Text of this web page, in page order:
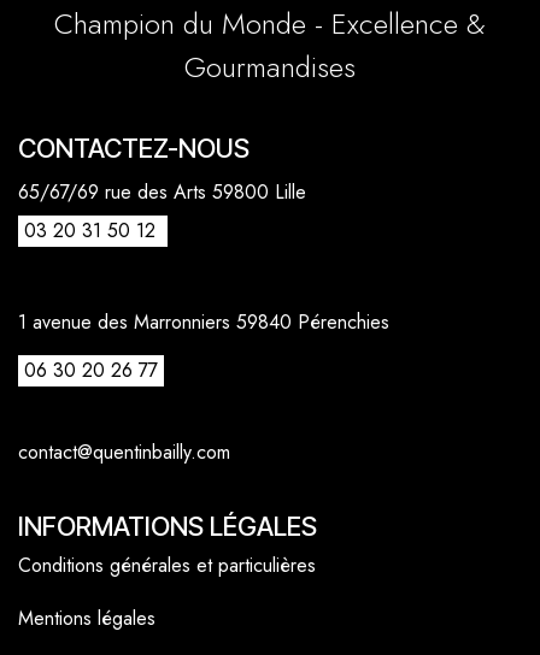
CONTACTEZ-NOUS
65/67/69 rue des Arts 59800 Lille
03 20 31 50 12
1 avenue des Marronniers 59840 Pérenchies
06 30 20 26 77
contact@quentinbailly.com
Champion du Monde - Excellence &
Gourmandises
INFORMATIONS LÉGALES
Conditions générales et particulières
Mentions légales